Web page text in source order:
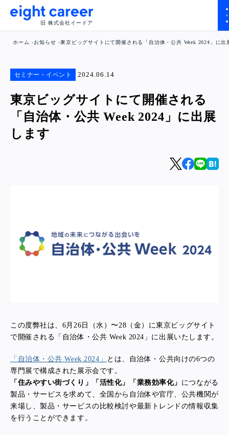
旧 株式会社イードア
ホーム お知らせ 東京ビッグサイトにて開催される「自治体・公共 Week 2024」に出
セミナー・イベント 2024.06.14
東京ビッグサイトにて開催される
「自治体・公共 Week 2024」に出展
します
この度弊社は、6月26日（水）〜28（金）に東京ビッグサイト
で開催される「自治体・公共 Week 2024」に出展いたします。
「自治体・公共 Week 2024」
とは、自治体・公共向けの6つの
専門展で構成された展示会です。
「住みやすい街づくり」「活性化」「業務効率化」 につながる
製品・サービスを求めて、全国から自治体や官庁、公共機関が
来場し、製品・サービスの比較検討や最新トレンドの情報収集
を行うことができます。